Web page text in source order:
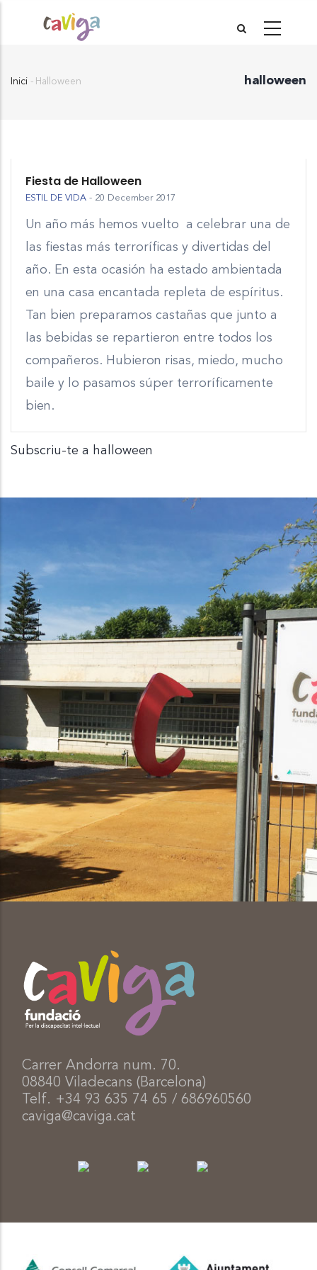
halloween
Inici - Halloween
Fiesta de Halloween
ESTIL DE VIDA - 20 December 2017
Un año más hemos vuelto a celebrar una de
las fiestas más terroríficas y divertidas del
año. En esta ocasión ha estado ambientada
en una casa encantada repleta de espíritus.
Tan bien preparamos castañas que junto a
las bebidas se repartieron entre todos los
compañeros. Hubieron risas, miedo, mucho
baile y lo pasamos súper terroríficamente
bien.
Subscriu-te a halloween
Carrer Andorra num. 70.
08840 Viladecans (Barcelona)
Telf. +34 93 635 74 65 / 686960560
caviga@caviga.cat